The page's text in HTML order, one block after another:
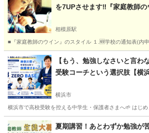
を7UPさせます‼️『家庭教師
謝でお子さんのヤル気が変わ
な家庭教師は最強の味方です。
相模原駅
■『家庭教師のウイン』のスタイル １.🆕学校の通知表(
神奈川 相模原市 相模原駅 家庭教師 偏
【もう、勉強しなさいと言わ
受験コーチという選択肢【横浜
横浜市
横浜市で高校受験を控える中学生・保護者さまへ🌱 はじ
神奈川 横浜市 塾 BASE
夏期講習！あとわずか勉強が